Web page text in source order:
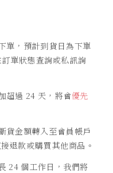
單，預計到貨日為下單
訂單狀態查詢或私訊詢
超過 24 天，將會優先
貨金額轉入至會員帳戶
退款或購買其他商品。
24 個工作日，我們將